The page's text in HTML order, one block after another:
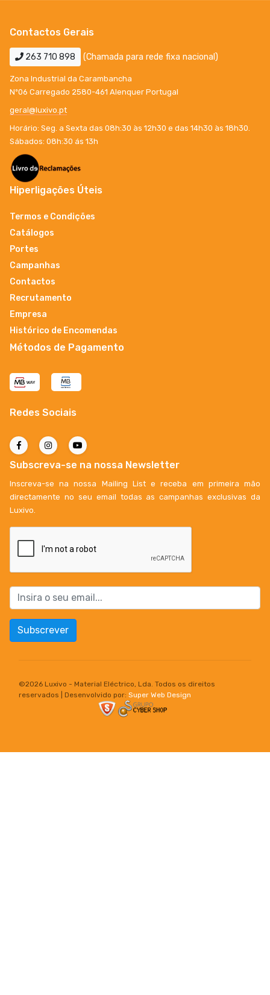
Contactos Gerais
263 710 898 (Chamada para rede fixa nacional)
Zona Industrial da Carambancha
Nº06 Carregado 2580-461 Alenquer Portugal
geral@luxivo.pt
Horário: Seg. a Sexta das 08h:30 às 12h30 e das 14h30 às 18h30.
Sábados: 08h:30 ás 13h
Hiperligações Úteis
Termos e Condições
Catálogos
Portes
Campanhas
Contactos
Recrutamento
Empresa
Histórico de Encomendas
Métodos de Pagamento
Redes Sociais
Subscreva-se na nossa Newsletter
Inscreva-se na nossa Mailing List e receba em primeira mão
directamente no seu email todas as campanhas exclusivas da
Luxivo.
Subscrever
©2026 Luxivo - Material Eléctrico, Lda. Todos os direitos
reservados | Desenvolvido por: Super Web Design